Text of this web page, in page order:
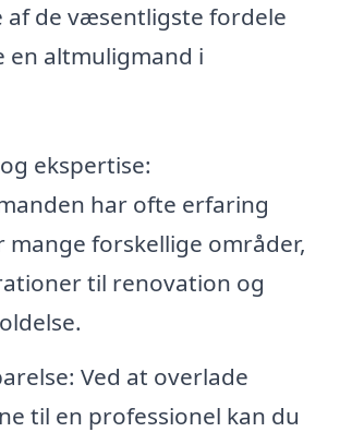
af de væsentligste fordele
en altmuligmand i
ekspertise:
har ofte erfaring
mange forskellige områder,
til renovation og
Ved at overlade
til en professionel kan du